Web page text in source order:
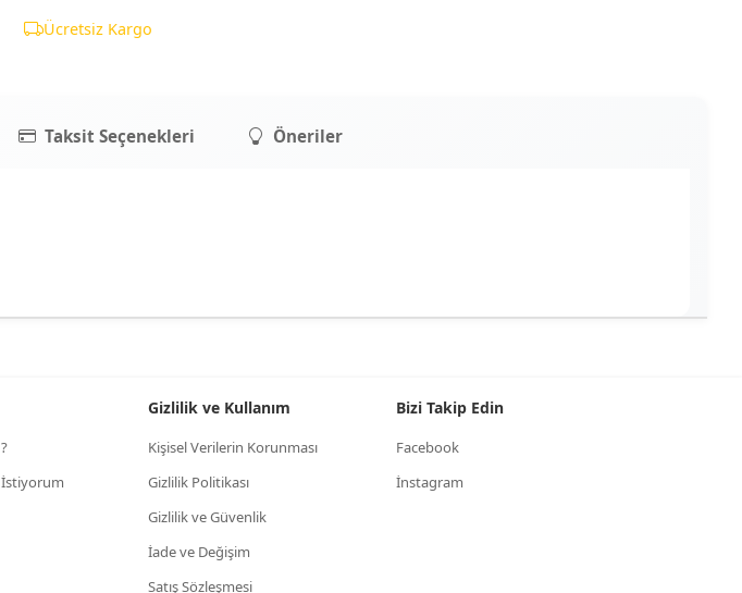
Ücretsiz Kargo
Taksit Seçenekleri Öneriler
İstiyorum
Gizlilik ve Kullanım
Kişisel Verilerin Korunması
Gizlilik Politikası
Gizlilik ve Güvenlik
İade ve Değişim
Satış Sözleşmesi
Bizi Takip Edin
Facebook
İnstagram